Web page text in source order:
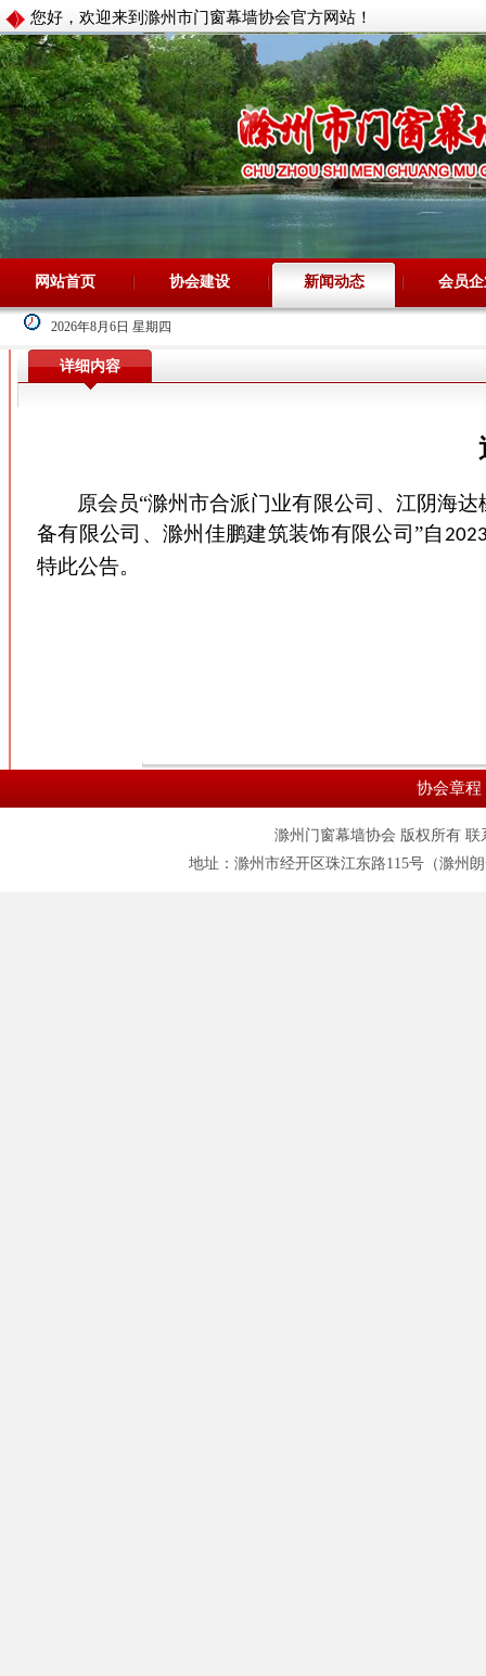
您好，欢迎来到滁州市门窗幕墙协会官方网站！
网站首页 协会建设 新闻动态 会员企
2026年8月6日 星期四
详细内容
原会员“滁州市合派门业有限公司、江阴海
备有限公司、滁州佳鹏建筑装饰有限公司”自
特此公告。
协会章程
滁州门窗幕墙协会 版权所有 联
地址：滁州市经开区珠江东路115号（滁州